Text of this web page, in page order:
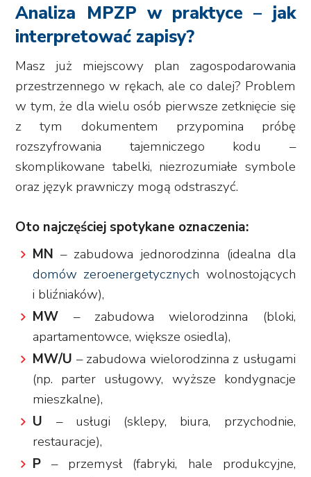
Analiza MPZP w praktyce – jak
interpretować zapisy?
Masz już miejscowy plan zagospodarowania
przestrzennego w rękach, ale co dalej? Problem
w tym, że dla wielu osób pierwsze zetknięcie się
z tym dokumentem przypomina próbę
rozszyfrowania tajemniczego kodu –
skomplikowane tabelki, niezrozumiałe symbole
oraz język prawniczy mogą odstraszyć.
Oto najczęściej spotykane oznaczenia:
MN – zabudowa jednorodzinna (idealna dla
domów zeroenergetycznych wolnostojących
i bliźniaków),
MW – zabudowa wielorodzinna (bloki,
apartamentowce, większe osiedla),
MW/U – zabudowa wielorodzinna z usługami
(np. parter usługowy, wyższe kondygnacje
mieszkalne),
U – usługi (sklepy, biura, przychodnie,
restauracje),
P – przemysł (fabryki, hale produkcyjne,